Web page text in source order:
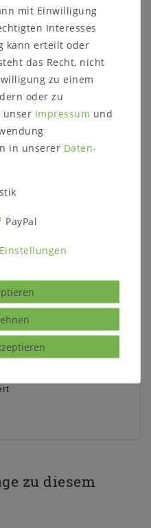
unterstreicht.
in
ein und verbindet
Metallauszügen
Lamellen)
zu diesem
mit Einwilligung
Interesses
kann erteilt oder
das Recht, nicht
zu einem
oder zu
unser Impressum und
in unserer Daten­
PayPal